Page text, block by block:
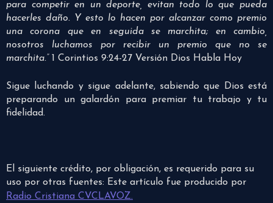
para competir en un deporte, evitan todo lo que pueda
hacerles daño. Y esto lo hacen por alcanzar como premio
una corona que en seguida se marchita; en cambio,
nosotros luchamos por recibir un premio que no se
marchita.” 1 Corintios 9:24-27 Versión Dios Habla Hoy
Sigue luchando y sigue adelante, sabiendo que Dios está
preparando un galardón para premiar tu trabajo y tu
fidelidad.
El siguiente crédito, por obligación, es requerido para su
uso por otras fuentes: Este artículo fue producido por
Radio Cristiana CVCLAVOZ.